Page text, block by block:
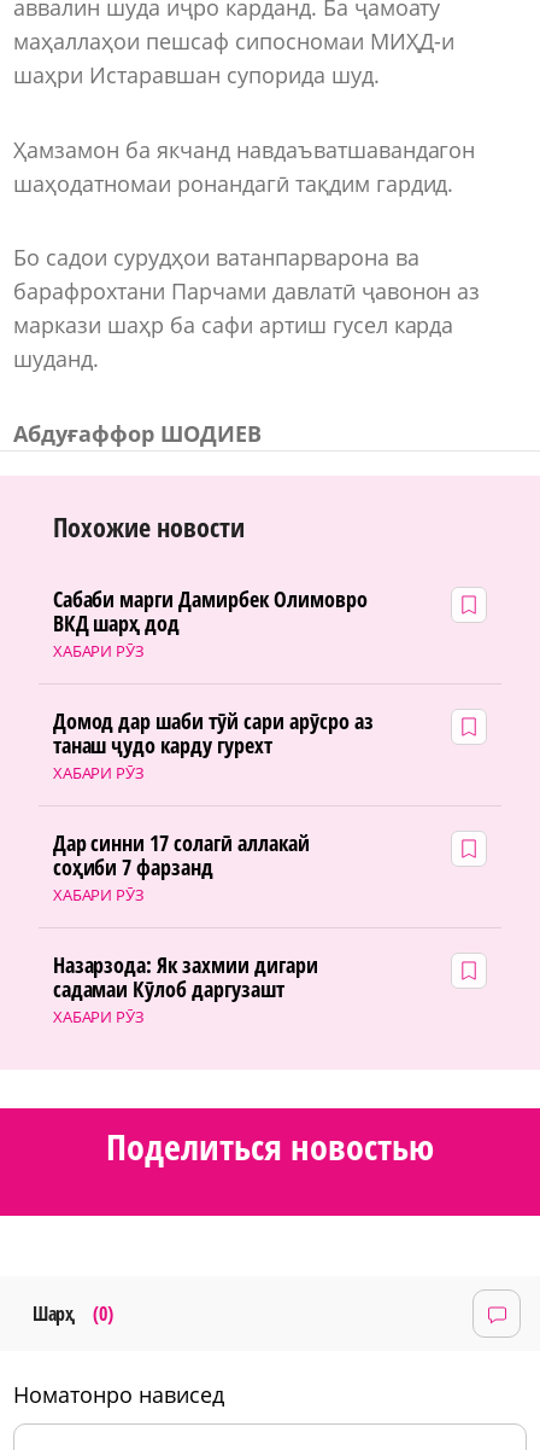
аввалин шуда иҷро карданд. Ба ҷамоату
маҳаллаҳои пешсаф сипосномаи МИҲД-и
шаҳри Истаравшан супорида шуд.
Ҳамзамон ба якчанд навдаъватшавандагон
шаҳодатномаи ронандагӣ тақдим гардид.
Бо садои сурудҳои ватанпарварона ва
барафрохтани Парчами давлатӣ ҷавонон аз
маркази шаҳр ба сафи артиш гусел карда
шуданд.
Абдуғаффор ШОДИЕВ
Похожие новости
ХАБАРИ РӮЗ
Сабаби марги Дамирбек Олимовро
ВКД шарҳ дод
ХАБАРИ РӮЗ
Домод дар шаби тӯй сари арӯсро аз
танаш ҷудо карду гурехт
ХАБАРИ РӮЗ
Дар синни 17 солагӣ аллакай
соҳиби 7 фарзанд
ХАБАРИ РӮЗ
Назарзода: Як захмии дигари
садамаи Кӯлоб даргузашт
Поделиться новостью
Шарҳ (0)
номатонро нависед